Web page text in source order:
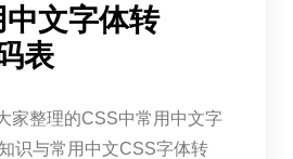
中文字体转
表
家整理的CSS中常用中文字
识与常用中文CSS字体转